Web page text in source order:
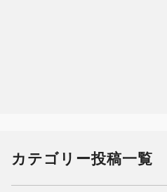
カテゴリー投稿一覧